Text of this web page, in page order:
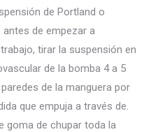
de Portland o
de empezar a
tirar la suspensión en
de la bomba 4 a 5
de la manguera por
que empuja a través de.
goma de chupar toda la